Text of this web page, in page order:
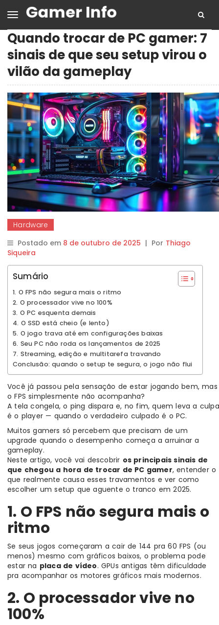
Quando trocar de PC gamer: 7
sinais de que seu setup virou o
vilão da gameplay
Hardware
Postado em 8 de outubro de 2025 | Por Thiago
Siqueira
Sumário
1. O FPS não segura mais o ritmo
2. O processador vive no 100%
3. O PC esquenta demais
4. O SSD está cheio (e lento)
5. O jogo trava até em configurações baixas
6. Seu PC não roda os lançamentos de 2025
7. Streaming, edição e multitarefa travando
Conclusão: quando o setup te segura, o jogo não flui
Você já passou pela sensação de estar jogando bem, mas
o FPS simplesmente não acompanha?
A tela congela, o ping dispara e, no fim, quem leva a culpa
é o player — quando o verdadeiro culpado é o PC.
Muitos gamers só percebem que precisam de um
upgrade quando o desempenho começa a arruinar a
gameplay.
Neste artigo, você vai descobrir os principais sinais de
que chegou a hora de trocar de PC gamer, entender o
que realmente causa esses travamentos e ver como
escolher um setup que aguente o tranco em 2025.
1. O FPS não segura mais o
ritmo
Se seus jogos começaram a cair de 144 pra 60 FPS (ou
menos) mesmo com gráficos baixos, o problema pode
estar na placa de vídeo. GPUs antigas têm dificuldade
pra acompanhar os motores gráficos mais modernos.
2. O processador vive no
100%